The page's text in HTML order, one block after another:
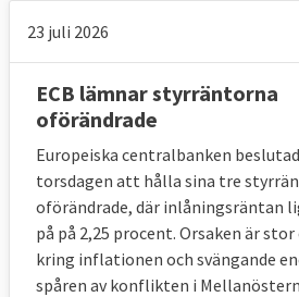
23 juli 2026
ECB lämnar styrräntorna
oförändrade
Europeiska centralbanken
torsdagen att hålla sina tre
oförändrade, där inlåningsräntan
på på 2,25 procent. Orsaken är
kring inflationen och svängande
spåren av konflikten i